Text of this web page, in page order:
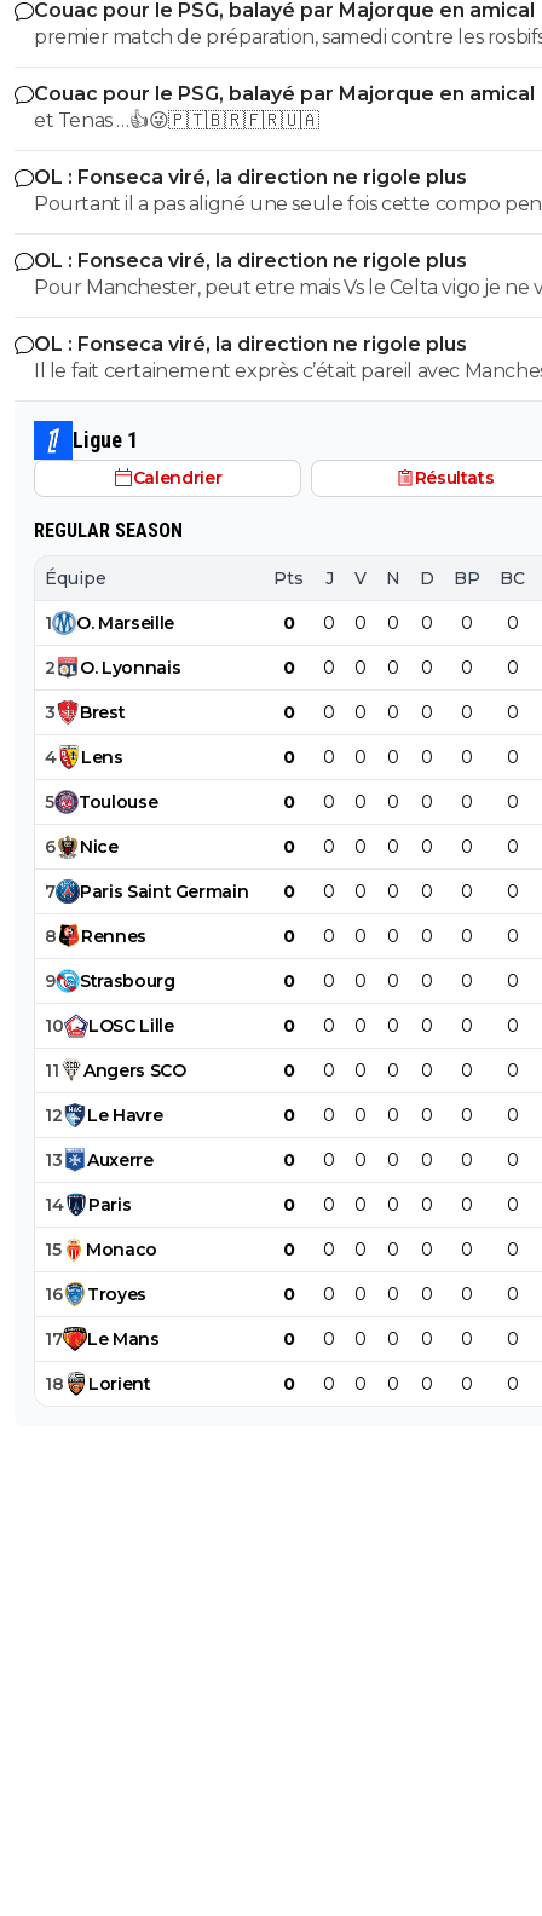
Couac pour le PSG, balayé par Majorque en amical
premier match de préparation, samedi contre les
🇵🇹🇧🇷🇫🇷🇺🇦
Couac pour le PSG, balayé par Majorque en amical
et Tenas …👍😜🇵🇹🇧🇷🇫🇷🇺🇦
OL : Fonseca viré, la direction ne rigole plus
Pourtant il a pas aligné une seule fois cette compo
les matchs amicaux
OL : Fonseca viré, la direction ne rigole plus
Pour Manchester, peut etre mais Vs le Celta vigo je ne
pas ou... On a plénitude de blesser en attaque... Puis, il ne
savait pas que Niakhaté allait se faire expulsé à la 10e
retour..
OL : Fonseca viré, la direction ne rigole plus
Il le fait certainement exprès c’était pareil avec
avec Paul akuaku titulaire allée retour alors qu’il n'a
jouer de la saison. Chaque fois que lyon a un match
important le gars sabote le match pareille l'année
avec Toulouse, Lens et le celta vigo
Ligue 1
Calendrier Résultats
REGULAR SEASON
Équipe Pts J V N D BP BC
1 O. Marseille 0 0 0 0 0 0 0
2 O. Lyonnais 0 0 0 0 0 0 0
3 Brest 0 0 0 0 0 0 0
4 Lens 0 0 0 0 0 0 0
5 Toulouse 0 0 0 0 0 0 0
6 Nice 0 0 0 0 0 0 0
7 Paris Saint Germain 0 0 0 0 0 0 0
8 Rennes 0 0 0 0 0 0 0
9 Strasbourg 0 0 0 0 0 0 0
10 LOSC Lille 0 0 0 0 0 0 0
11 Angers SCO 0 0 0 0 0 0 0
12 Le Havre 0 0 0 0 0 0 0
13 Auxerre 0 0 0 0 0 0 0
14 Paris 0 0 0 0 0 0 0
15 Monaco 0 0 0 0 0 0 0
16 Troyes 0 0 0 0 0 0 0
17 Le Mans 0 0 0 0 0 0 0
18 Lorient 0 0 0 0 0 0 0